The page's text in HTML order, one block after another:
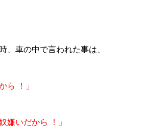
、車の中で言われた事は、
ら ！」
嫌いだから ！」